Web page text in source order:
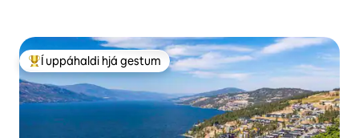
Í mestu uppáhaldi hjá gestum
Í uppáhaldi hjá gestum